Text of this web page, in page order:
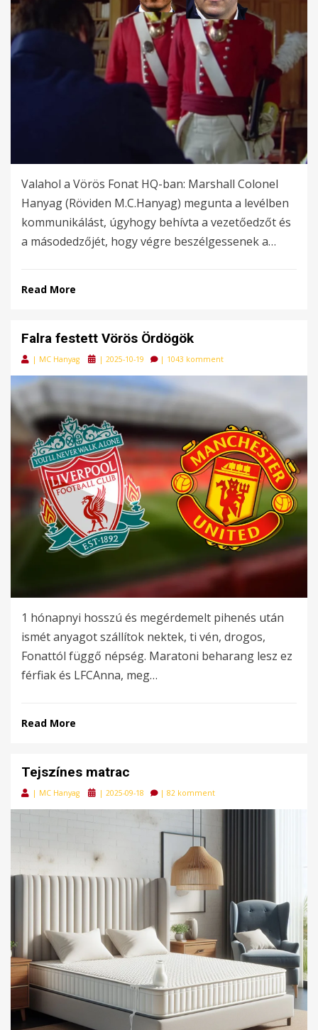
Valahol a Vörös Fonat HQ-ban: Marshall Colonel
Hanyag (Röviden M.C.Hanyag) megunta a levélben
kommunikálást, úgyhogy behívta a vezetőedzőt és
a másodedzőjét, hogy végre beszélgessenek a…
Read More
Falra festett Vörös Ördögök
| MC Hanyag
Posted
| 2025-10-19 | 1043 komment
1 hónapnyi hosszú és megérdemelt pihenés után
ismét anyagot szállítok nektek, ti vén, drogos,
Fonattól függő népség. Maratoni beharang lesz ez
férfiak és LFCAnna, meg…
Read More
Tejszínes matrac
| MC Hanyag
Posted
| 2025-09-18 | 82 komment